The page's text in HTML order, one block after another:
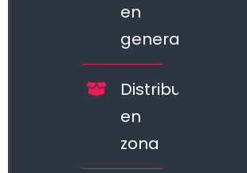
en
general
Distribución
en
zona